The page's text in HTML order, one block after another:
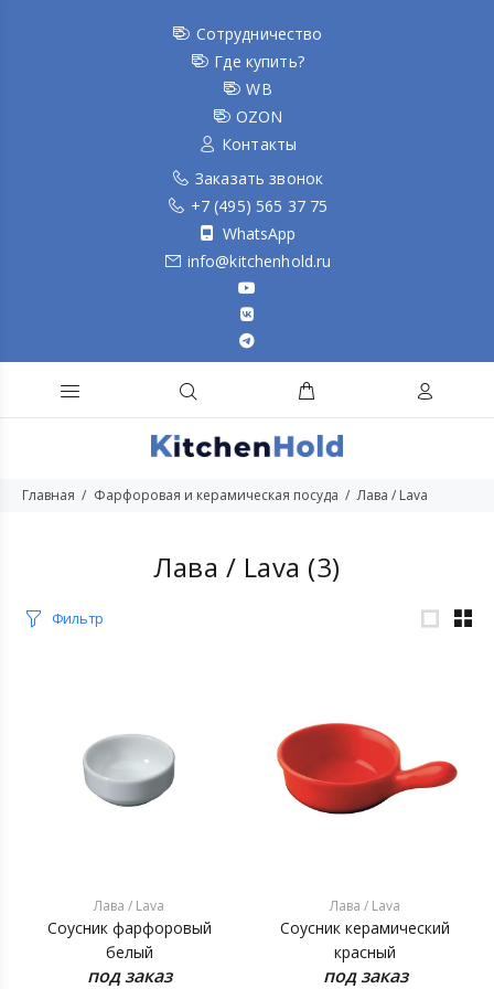
Сотрудничество
Где купить?
WB
OZON
Контакты
Заказать звонок
+7 (495) 565 37 75
WhatsApp
info@kitchenhold.ru
Главная Фарфоровая и керамическая посуда Лава / Lava
Лава / Lava (3)
Фильтр
Лава / Lava
Соусник фарфоровый
белый
под заказ
Лава / Lava
Соусник керамический
красный
под заказ